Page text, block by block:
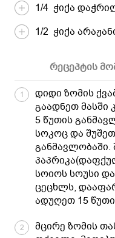
1/4 ჭიქა
1/2 ჭიქა
რეცეპტის
1
დიდი ზომის
გაადნეთ მასში
5 წუთის
სოკოც და
განმავლობაში.
სოიოს სოუსი
ცეცხლს,
ადუღეთ 15
2
მცირე ზომის